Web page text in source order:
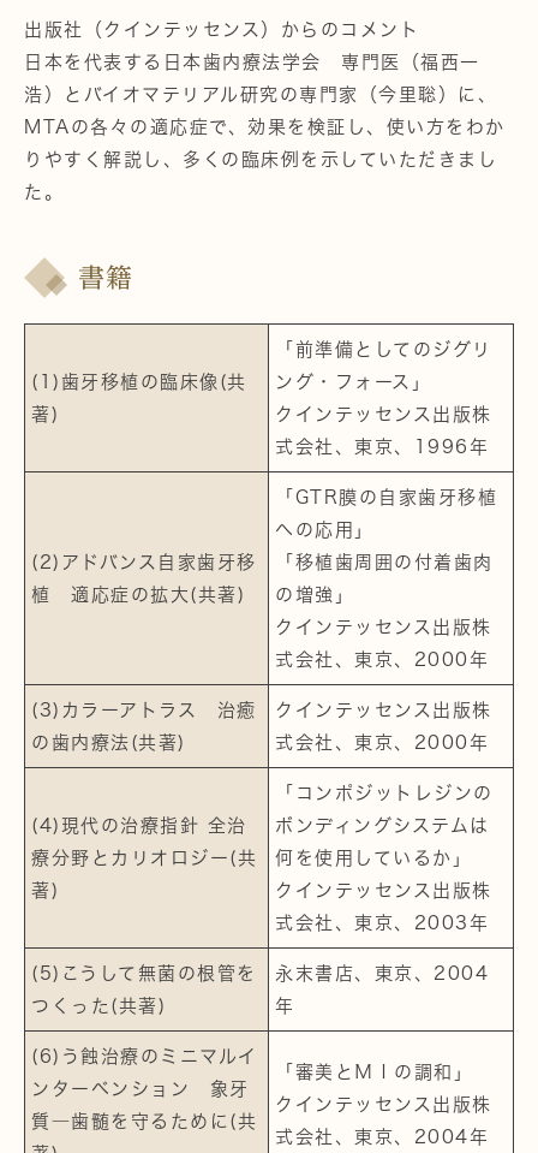
出版社（クインテッセンス）からのコメント
日本を代表する日本歯内療法学会 専門医（福西一
浩）とバイオマテリアル研究の専門家（今里聡）に、
MTAの各々の適応症で、効果を検証し、使い方をわか
りやすく解説し、多くの臨床例を示していただきまし
た。
書籍
(1)歯牙移植の臨床像(共
著)
「前準備としてのジグリ
ング・フォース」
クインテッセンス出版株
式会社、東京、1996年
(2)アドバンス自家歯牙移
植 適応症の拡大(共著)
「GTR膜の自家歯牙移植
への応用」
「移植歯周囲の付着歯肉
の増強」
クインテッセンス出版株
式会社、東京、2000年
(3)カラーアトラス 治癒
の歯内療法(共著)
クインテッセンス出版株
式会社、東京、2000年
(4)現代の治療指針 全治
療分野とカリオロジー(共
著)
「コンポジットレジンの
ボンディングシステムは
何を使用しているか」
クインテッセンス出版株
式会社、東京、2003年
(5)こうして無菌の根管を
つくった(共著)
永末書店、東京、2004
年
(6)う蝕治療のミニマルイ
ンターベンション 象牙
質―歯髄を守るために(共
「審美とＭＩの調和」
クインテッセンス出版株
式会社、東京、2004年